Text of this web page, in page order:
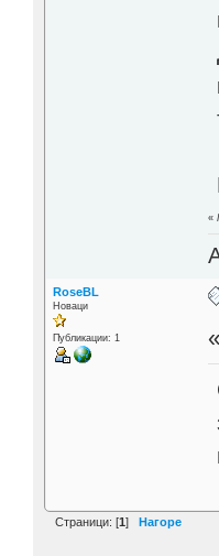
«
RoseBL
Новаци
Публикации: 1 «
Страници: [1] Нагоре